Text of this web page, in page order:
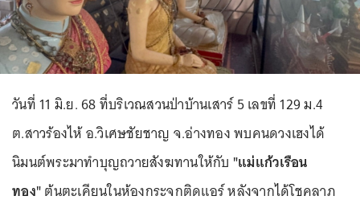
วันที่ 11 มิ.ย. 68 ที่บริเวณสวนป่าบ้านเสาร์ 5 เลขที่ 129 ม.4
ต.สาวร้องไห้ อ.วิเศษชัยชาญ จ.อ่างทอง พบคนดวงเฮงได้
นิมนต์พระมาทำบุญถวายสังฆทานให้กับ "แม่แก้วเรือน
ทอง"ต้นตะเคียนในห้องกระจกติดแอร์ หลังจากได้โชคลาภ